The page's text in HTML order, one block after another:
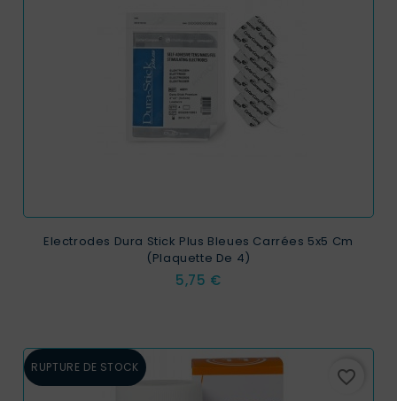
Electrodes Dura Stick Plus Bleues Carrées 5x5 Cm
(plaquette De 4)
Prix
5,75 €
RUPTURE DE STOCK favorite_border